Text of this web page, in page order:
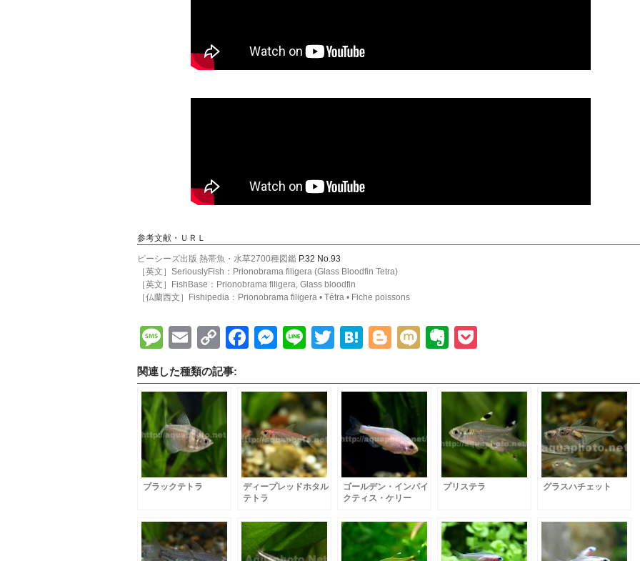
参考文献・ＵＲＬ
ピーシーズ出版 熱帯魚・水草2700種図鑑 P.32 No.93
［英文］SeriouslyFish：Prionobrama filigera (Glass Bloodfin Tetra)
［英文］FishBase：Prionobrama filigera, Glass bloodfin
［仏蘭西文］Fishipedia：Prionobrama filigera • Tétra • Fiche poissons
Message
EmailCopy
Link
Facebook
Messenger
LineTwitterHatena
Blogger
MixiEvernote
関連した種類の記事:
ブラックテトラ
ディープレッドホタル
テトラ
ゴールデン・インパイ
クティス・ケリー
プリステラ グラスハチェット